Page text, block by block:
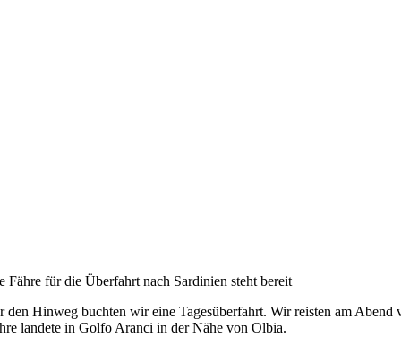
Fähre für die Überfahrt nach Sardinien steht bereit
den Hinweg buchten wir eine Tagesüberfahrt. Wir reisten am
landete in Golfo Aranci in der Nähe von Olbia.